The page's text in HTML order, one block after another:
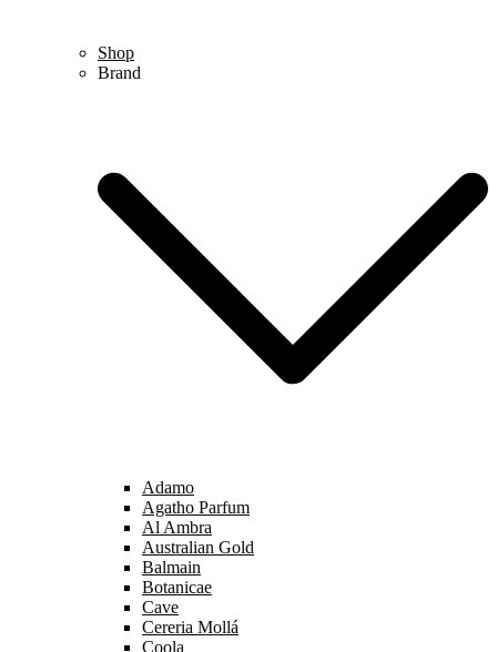
Shop
Brand
Adamo
Agatho Parfum
Al Ambra
Australian Gold
Balmain
Botanicae
Cave
Cereria Mollá
Coola